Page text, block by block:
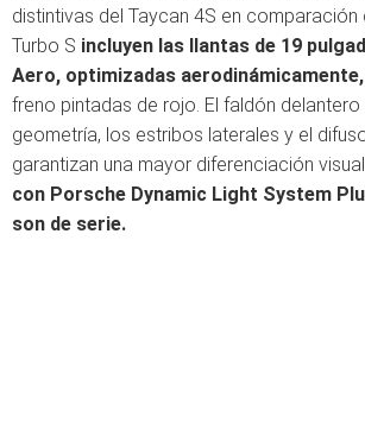
distintivas del Taycan 4S en comparación
Turbo S incluyen las llantas de 19
Aero, optimizadas aerodinámicamente,
freno pintadas de rojo. El faldón
geometría, los estribos laterales y el
garantizan una mayor diferenciación
con Porsche Dynamic Light System
son de serie.